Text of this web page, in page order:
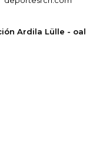
Ardila Lülle -